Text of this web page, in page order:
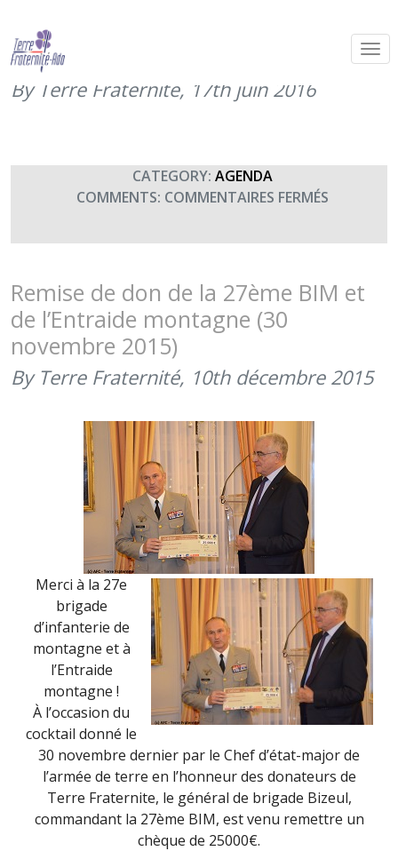
Concert de la Fanfare du 27e
Bataillon de chasseurs alpins
By Terre Fraternité, 17th juin 2016
CATEGORY: AGENDA
COMMENTS: COMMENTAIRES FERMÉS
DE
FANFARE
DU
DE
Remise de don de la 27ème BIM et
de l’Entraide montagne (30
novembre 2015)
By Terre Fraternité, 10th décembre 2015
Merci à la 27e
brigade
d’infanterie de
montagne et à
l’Entraide
montagne !
À l’occasion du
cocktail donné le
30 novembre dernier par le Chef d’état-major de
l’armée de terre en l’honneur des donateurs de
Terre Fraternite, le général de brigade Bizeul,
commandant la 27ème BIM, est venu remettre un
chèque de 25000€.